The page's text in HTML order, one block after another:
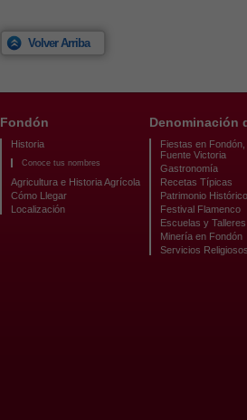
Volver Arriba
Fondón
Historia
Conoce tus nombres
Agricultura e Historia Agrícola
Cómo Llegar
Localización
Denominación
Fiestas en
Fuente Victoria
Gastronomía
Recetas Típicas
Patrimonio Histórico
Festival Flamenco
Escuelas y Talleres
Minería en Fondón
Servicios Religiosos